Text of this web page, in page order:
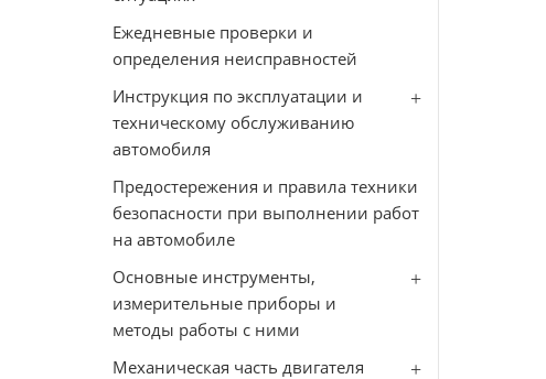
Ежедневные проверки и
определения неисправностей
Инструкция по эксплуатации и
техническому обслуживанию
автомобиля
Предостережения и правила техники
безопасности при выполнении работ
на автомобиле
Основные инструменты,
измерительные приборы и
методы работы с ними
Механическая часть двигателя